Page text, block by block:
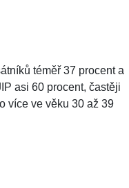
téměř 37 procent a
asi 60 procent, častěji
více ve věku 30 až 39